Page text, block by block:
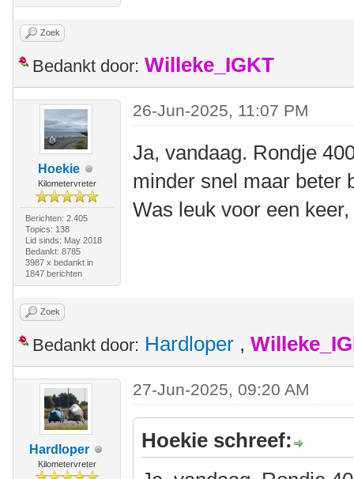
Zoek
Bedankt door: Willeke_IGKT
Hoekie
Kilometervreter
Berichten: 2.405
Topics: 138
Lid sinds: May 2018
Bedankt: 8785
3987 x bedankt in
1847 berichten
26-Jun-2025, 11:07 PM
Ja, vandaag. Rondje
minder snel maar beter
Was leuk voor een
Zoek
Bedankt door: Hardloper ,
Hardloper
Kilometervreter
27-Jun-2025, 09:20 AM
Hoekie schreef: